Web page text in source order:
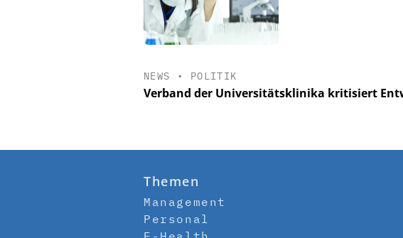
NEWS • POLITIK
Verband der Universitätsklinika kritisiert
Themen
Management
Personal